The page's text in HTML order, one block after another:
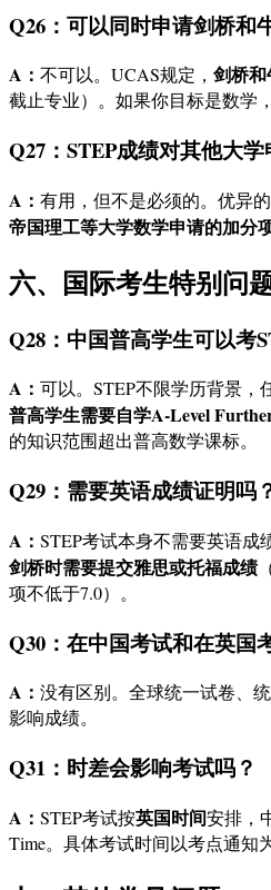
Q26：可以同时申请剑桥和
A： 不可以。UCAS规定， 剑桥
截止专业）。如果你目标是数学
Q27：STEP成绩对其他大
A： 有用，但不是必须的。优异
帝国理工等大学数学申请的加分
六、国际考生特别问
Q28：中国普高学生可以考
A： 可以。STEP不限学历背景，
普高学生需要自学A-Level
的知识范围超出普高数学课标。
Q29：需要英语成绩证明吗
A： STEP考试本身不需要英语成
剑桥时需要提交雅思或托福成绩
项不低于7.0）。
Q30：在中国考试和在英国
A： 没有区别。全球统一试卷、
影响成绩。
Q31：时差会影响考试吗？
A： STEP考试按英国时间安排，
Time。具体考试时间以考点通知为